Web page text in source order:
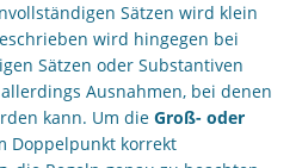
Sätzen wird klein
wird hingegen bei
Sätzen oder Substantiven
Ausnahmen, bei denen
kann. Um die Groß- oder
Doppelpunkt korrekt